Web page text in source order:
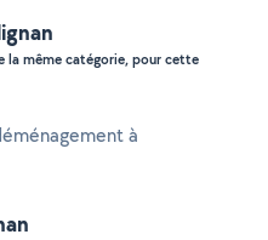
la même catégorie, pour cette
à